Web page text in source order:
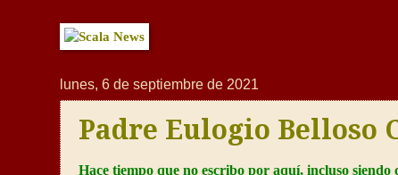
lunes, 6 de septiembre de 2021
Padre Eulogio Belloso
Hace tiempo que no escribo por aquí, incluso siendo